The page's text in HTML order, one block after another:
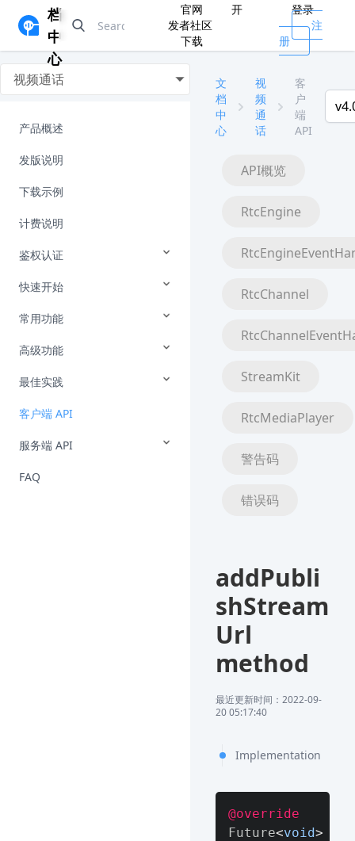
档
中
心
官网
开
发者社区
下载
登录
注
册
视频通话
产品概述
发版说明
下载示例
计费说明
鉴权认证
快速开始
常用功能
高级功能
最佳实践
客户端 API
服务端 API
FAQ
文
档
中
心
视
频
通
话
客
户
端
API
API概览
RtcEngine
RtcChannel
StreamKit
RtcMediaPlayer
警告码
错误码
addPubli
shStream
Url
method
最近更新时间：2022-09-
20 05:17:40
Implementation
@override
Future<void>